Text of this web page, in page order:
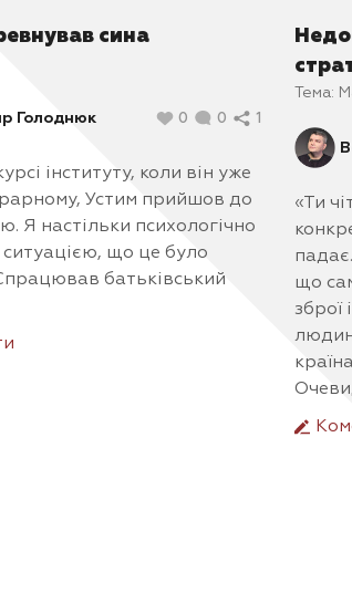
сина
Голоднюк 0 0 1
інституту, коли він уже
Устим прийшов до
Я настільки психологічно
ситуацією, що це було
батьківський
Тема:
«Ти
що
зброї